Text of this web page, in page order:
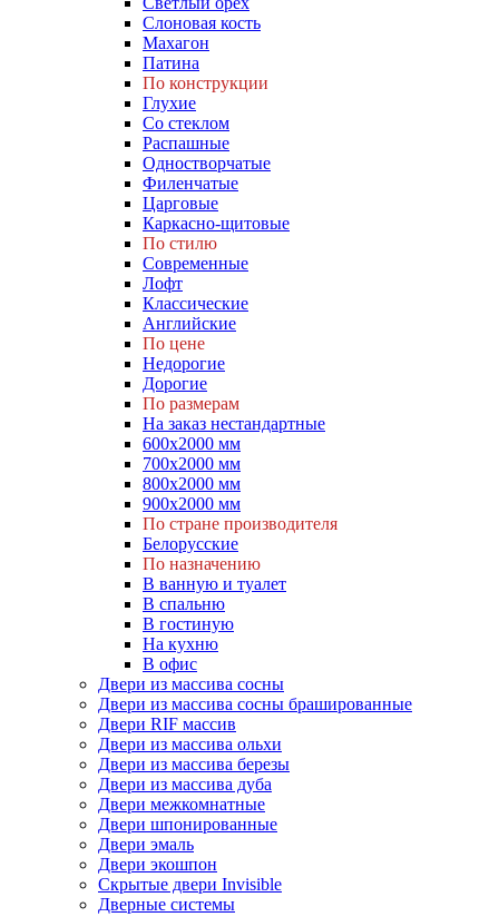
Слоновая кость
Махагон
Патина
По конструкции
Глухие
Со стеклом
Распашные
Одностворчатые
Филенчатые
Царговые
Каркасно-щитовые
По стилю
Современные
Лофт
Классические
Английские
По цене
Недорогие
Дорогие
По размерам
На заказ нестандартные
600х2000 мм
700х2000 мм
800х2000 мм
900х2000 мм
По стране производителя
Белорусские
По назначению
В ванную и туалет
В спальню
В гостиную
На кухню
В офис
Двери из массива сосны
Двери из массива сосны брашированные
Двери RIF массив
Двери из массива ольхи
Двери из массива березы
Двери из массива дуба
Двери межкомнатные
Двери шпонированные
Двери эмаль
Двери экошпон
Скрытые двери Invisible
Дверные системы